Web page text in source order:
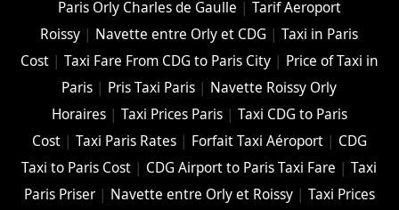
Paris Orly Charles de Gaulle | Tarif Aeroport
Roissy | Navette entre Orly et CDG |Taxi in Paris
Cost| Taxi Fare From CDG to Paris City| Price of Taxi in
Paris | Pris Taxi Paris | Navette Roissy Orly
Horaires| Taxi Prices Paris| Taxi CDG to Paris
Cost| Taxi Paris Rates| Forfait Taxi Aéroport| CDG
Taxi to Paris Cost | CDG Airport to Paris Taxi Fare |Taxi
Paris Priser| Navette entre Orly et Roissy| Taxi Prices